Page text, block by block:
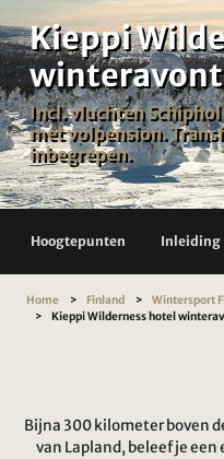
Kieppi
Incl. vluchten
met volpension.
inbegrepen.
Hoogtepunten Inleiding
Home Finland Wintersport
Kieppi Wilderness hotel
Bijna 300 kilometer boven
van Lapland, beleef je